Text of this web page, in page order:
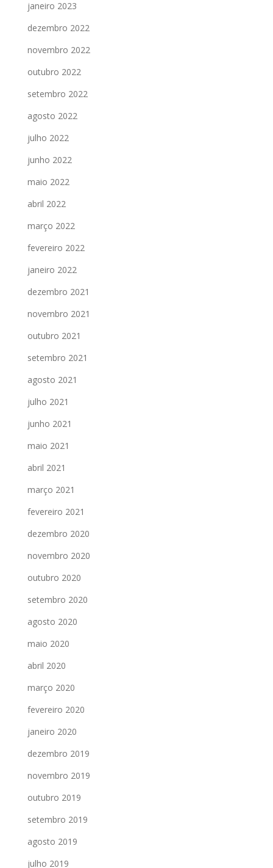
janeiro 2023
dezembro 2022
novembro 2022
outubro 2022
setembro 2022
agosto 2022
julho 2022
junho 2022
maio 2022
abril 2022
março 2022
fevereiro 2022
janeiro 2022
dezembro 2021
novembro 2021
outubro 2021
setembro 2021
agosto 2021
julho 2021
junho 2021
maio 2021
abril 2021
março 2021
fevereiro 2021
dezembro 2020
novembro 2020
outubro 2020
setembro 2020
agosto 2020
maio 2020
abril 2020
março 2020
fevereiro 2020
janeiro 2020
dezembro 2019
novembro 2019
outubro 2019
setembro 2019
agosto 2019
julho 2019